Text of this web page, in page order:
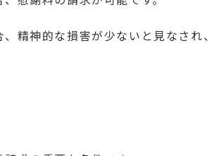
精神的な損害が少ないと見なさ